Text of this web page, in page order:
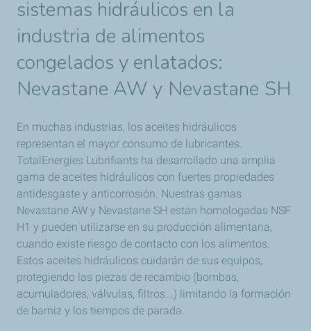
sistemas hidráulicos en la
industria de alimentos
congelados y enlatados:
Nevastane AW y Nevastane SH
En muchas industrias, los aceites hidráulicos
representan el mayor consumo de lubricantes.
TotalEnergies Lubrifiants ha desarrollado una amplia
gama de aceites hidráulicos con fuertes propiedades
antidesgaste y anticorrosión. Nuestras gamas
Nevastane AW y Nevastane SH están homologadas NSF
H1 y pueden utilizarse en su producción alimentaria,
cuando existe riesgo de contacto con los alimentos.
Estos aceites hidráulicos cuidarán de sus equipos,
protegiendo las piezas de recambio (bombas,
acumuladores, válvulas, filtros...) limitando la formación
de barniz y los tiempos de parada.